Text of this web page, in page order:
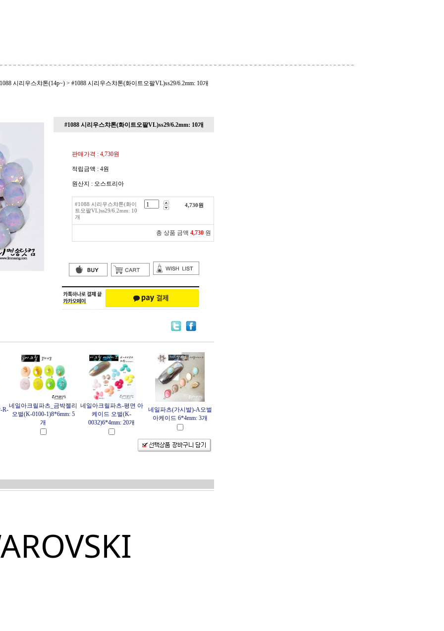
시리우스챠톤(14p~) > #1088 시리우스챠톤(화이트오팔VL)ss29/6.2mm: 10개
#1088 시리우스챠톤(화이트오팔VL)ss29/6.2mm: 10개
판매가격 : 4,730원
적립금액 : 4원
원산지 : 오스트리아
#1088 시리우스챠톤(화이
트오팔VL)ss29/6.2mm: 10
개
4,730원
총 상품 금액 4,730 원
R-
네일아크릴파츠_금박젤리
오벌(K-0100-1)8*6mm: 5
개
네일아크릴파츠-평면 아
케이드 오벌(K-
0032)6*4mm: 20개
네일파츠(가시발)-A오벌
아케이드 6*4mm: 3개